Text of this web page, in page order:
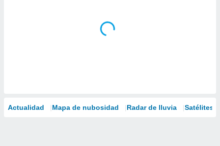
Actualidad Mapa de nubosidad Radar de lluvia Satélites